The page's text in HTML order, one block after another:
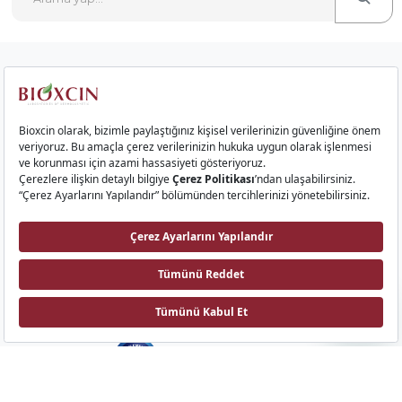
Kurumsal
Cilt Ürünleri
Gıda Takviyeleri